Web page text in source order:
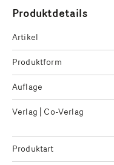
Produktdetails
Artikel
Produktform
Auflage
Verlag | Co-Verlag
Produktart